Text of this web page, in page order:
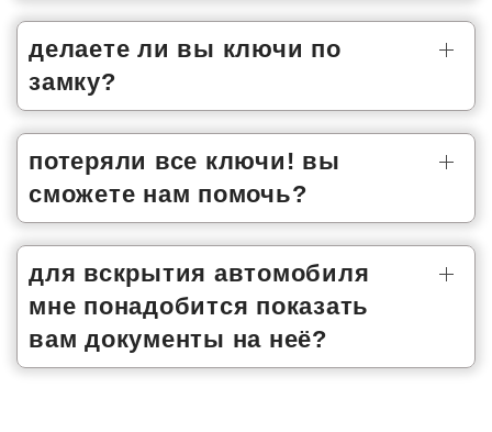
делаете ли вы ключи по
замку?
потеряли все ключи! вы
сможете нам помочь?
для вскрытия автомобиля
мне понадобится показать
вам документы на неё?